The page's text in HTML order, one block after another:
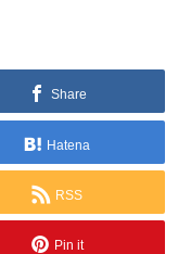
Share
Hatena
RSS
Pin it